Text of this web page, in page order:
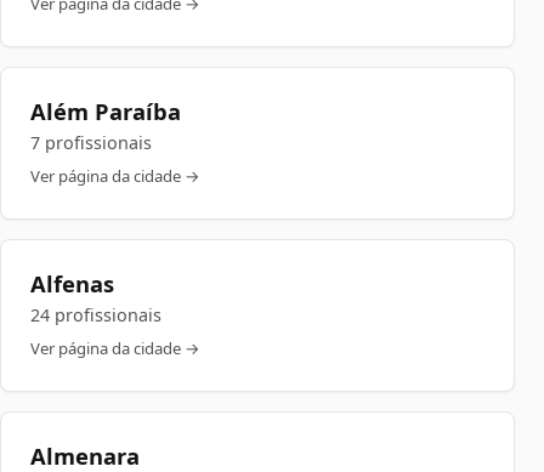
Além Paraíba
7 profissionais
Ver página da cidade →
Alfenas
24 profissionais
Ver página da cidade →
Almenara